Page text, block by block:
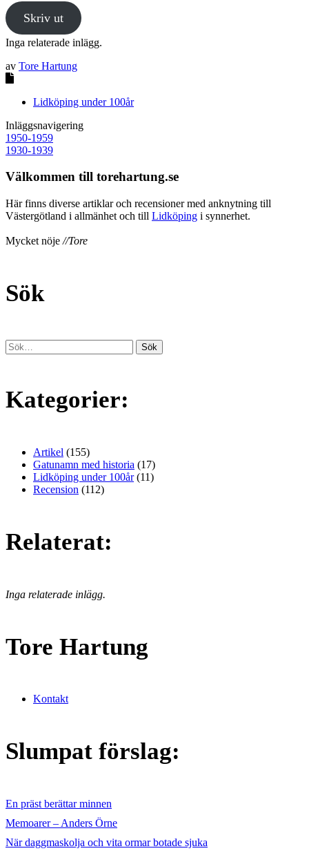
Skriv ut
Inga relaterade inlägg.
av Tore Hartung
Lidköping under 100år
Inläggsnavigering
1950-1959
1930-1939
Välkommen till torehartung.se
Här finns diverse artiklar och recensioner med anknytning till
Västergötland i allmänhet och till Lidköping i synnerhet.
Mycket nöje //Tore
Sök
Kategorier:
Artikel (155)
Gatunamn med historia (17)
Lidköping under 100år(11)
Recension (112)
Relaterat:
Inga relaterade inlägg.
Tore Hartung
Kontakt
Slumpat förslag:
En präst berättar minnen
Memoarer – Anders Örne
När daggmaskolja och vita ormar botade sjuka